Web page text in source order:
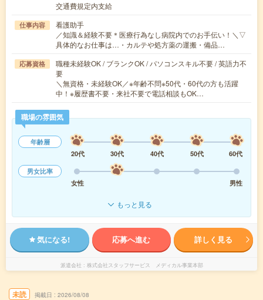
交通費規定内支給
仕事内容
看護助手
／知識＆経験不要＊医療行為なし病院内でのお手伝い！＼▽
具体的なお仕事は…・カルテや処方薬の運搬・備品…
応募資格
職種未経験OK / ブランクOK / パソコンスキル不要 / 英語力不
要
＼無資格・未経験OK／※年齢不問※50代・60代の方も活躍
中！※履歴書不要・来社不要で電話相談もOK…
職場の雰囲気
年齢層
20代
30代 40代 50代
60代
男女比率
女性
男性
もっと見る
気になる! 応募へ進む 詳しく見る
派遣会社 株式会社スタッフサービス メディカル事業本部
未読 掲載日 2026/08/08